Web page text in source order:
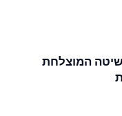
המוצלחת